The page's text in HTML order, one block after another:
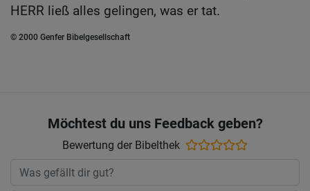
HERR ließ alles gelingen, was er tat.
© 2000 Genfer Bibelgesellschaft
Möchtest du uns Feedback geben?
Bewertung der Bibelthek